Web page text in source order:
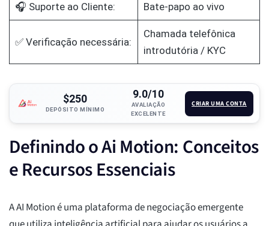
🎧 Suporte ao Cliente: Bate-papo ao vivo
✅ Verificação necessária:
Chamada telefônica
introdutória / KYC
$250
DEPÓSITO MÍNIMO
9.0/10
AVALIAÇÃO
EXCELENTE
CRIAR UMA CONTA
Definindo o Ai Motion: Conceitos
e Recursos Essenciais
A AI Motion é uma plataforma de negociação emergente